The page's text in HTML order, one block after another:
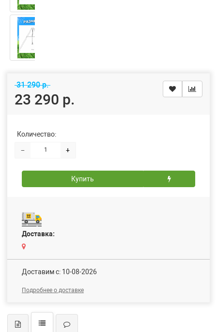
31 290 р.
23 290 р.
Количество:
− +
Купить
Доставка:
Доставим c: 10-08-2026
Подробнее о доставке